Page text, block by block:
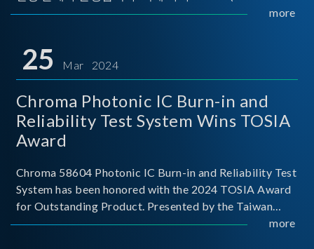
Implementers Forum)는 USB Power Delivery(PD) 전력
서는 USB PD를 지원하는 다양한 제품들이 출시되고 있
습니다. 스마트폰, 디지털 카메라, 모바일 기기, 외장 스토
리지, 노트북, 디스플레이 등에서 하나의
more
25 Mar 2024
Chroma Photonic IC Burn-in and
Reliability Test System Wins TOSIA
Award
Chroma 58604 Photonic IC Burn-in and Reliability Test
System has been honored with the 2024 TOSIA Award
for Outstanding Product. Presented by the Taiwan
Optoelectronic and Semiconductor Industry
more